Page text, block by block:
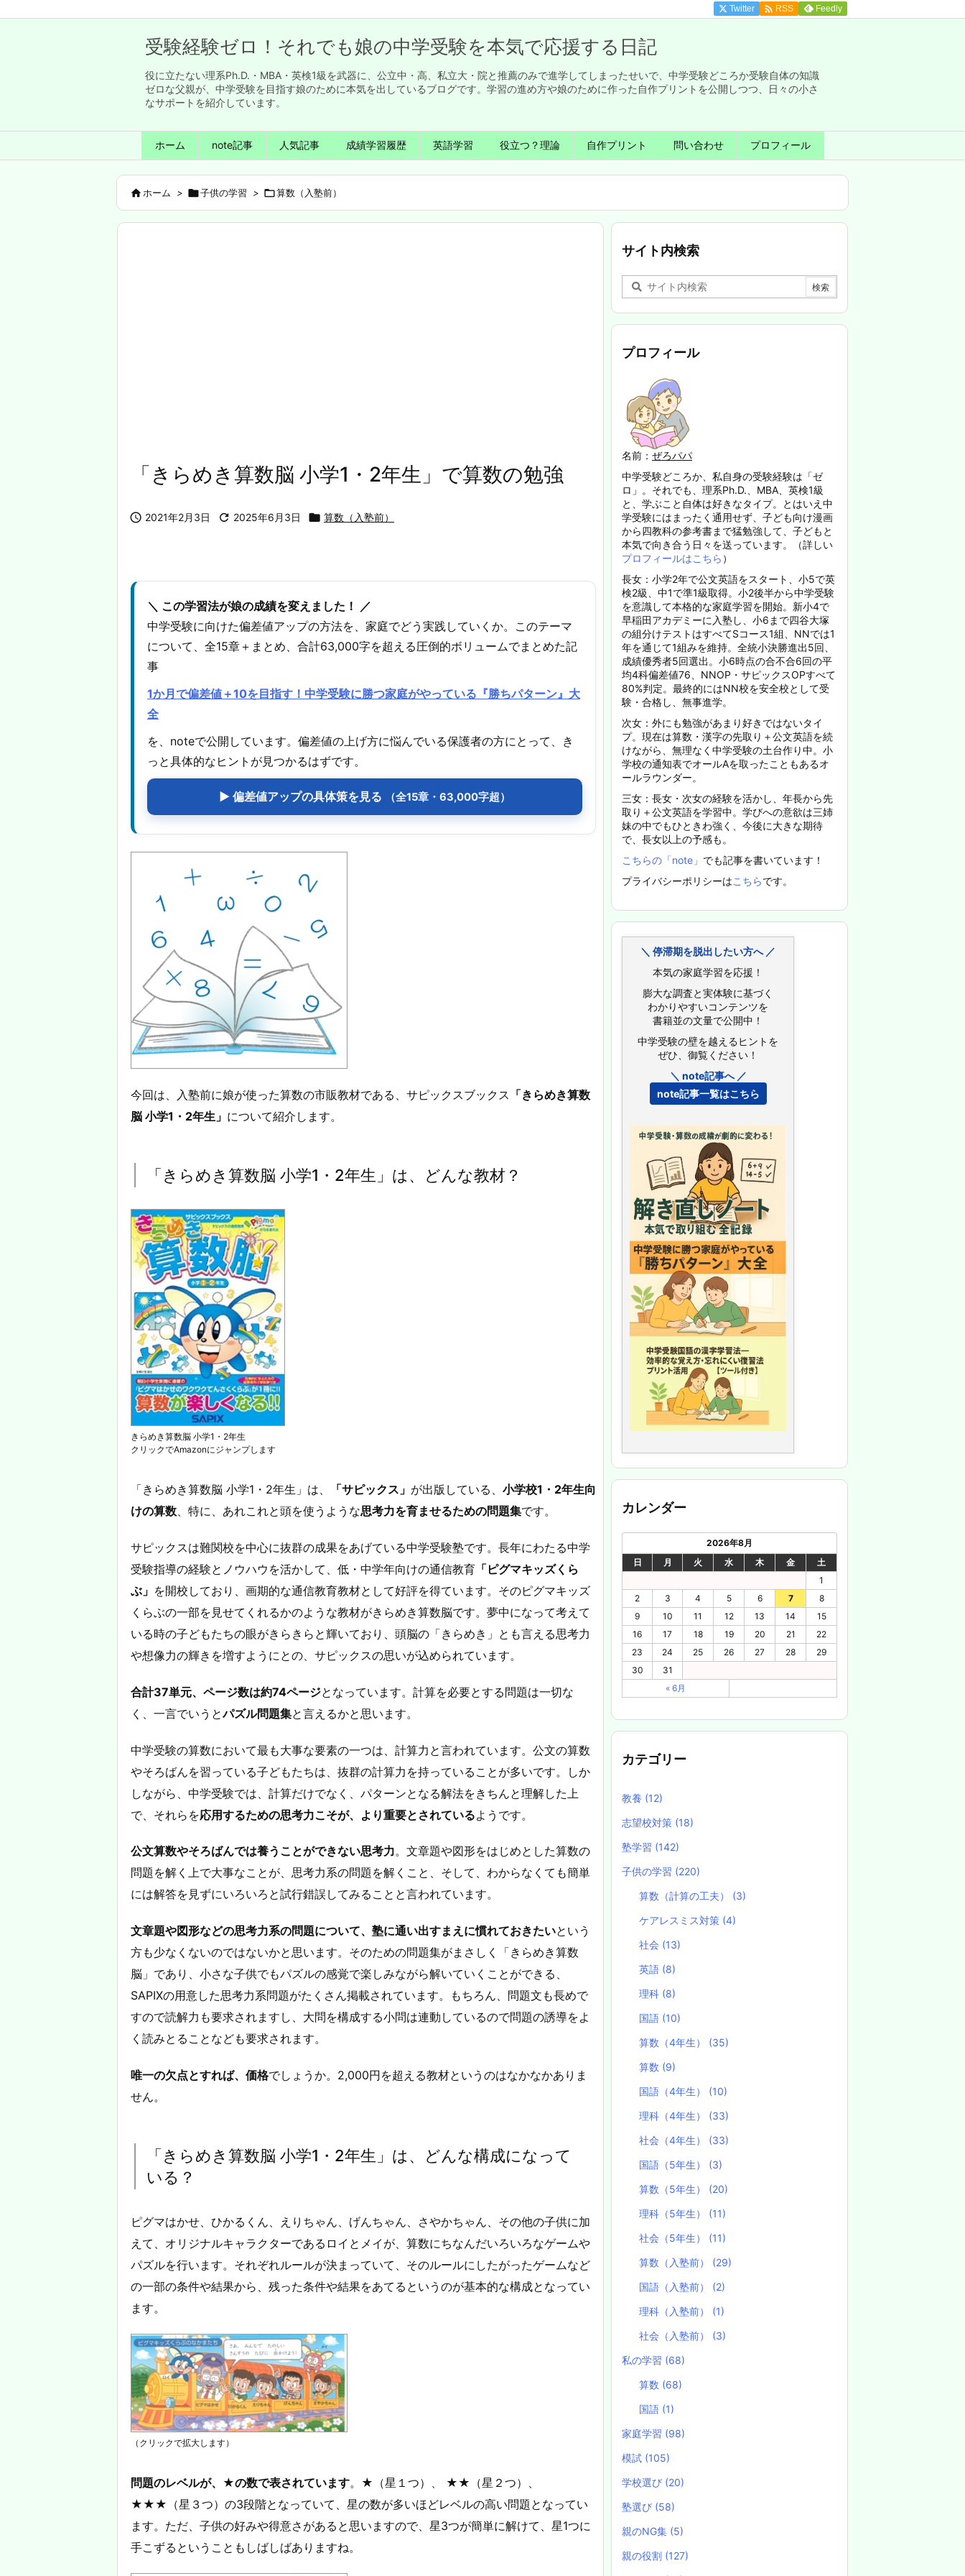
受験経験ゼロ！それでも娘の中学受験を本気で応援する日記
役に立たない理系Ph.D.・MBA・英検1級を武器に、公立中・高、私立大・院と推薦のみで進学してしまったせいで、中学受験どころか受験自体の知識
ゼロな父親が、中学受験を目指す娘のために本気を出しているブログです。学習の進め方や娘のために作った自作プリントを公開しつつ、日々の小さ
なサポートを紹介しています。
ホーム note記事 人気記事 成績学習履歴 英語学習 役立つ？理論 自作プリント 問い合わせ プロフィール
Twitter  RSS Feedly
ホーム > 子供の学習 > 算数（入塾前）
「きらめき算数脳 小学1・2年生」で算数の勉強
 2021年2月3日  2025年6月3日  算数（入塾前）
＼ この学習法が娘の成績を変えました！ ／
中学受験に向けた偏差値アップの方法を、家庭でどう実践していくか。このテーマ
について、全15章＋まとめ、合計63,000字を超える圧倒的ボリュームでまとめた記
事
1か月で偏差値＋10を目指す！中学受験に勝つ家庭がやっている『勝ちパターン』大
全
を、noteで公開しています。偏差値の上げ方に悩んでいる保護者の方にとって、き
っと具体的なヒントが見つかるはずです。
▶ 偏差値アップの具体策を見る （全15章・63,000字超）
今回は、入塾前に娘が使った算数の市販教材である、サピックスブックス 「きらめき算数
脳 小学1・2年生」 について紹介します。
「きらめき算数脳 小学1・2年生」は、どんな教材？
きらめき算数脳 小学1・2年生
クリックでAmazonにジャンプします
「きらめき算数脳 小学1・2年生」は、 「サピックス」 が出版している、 小学校1・2年生向
けの算数、特に、あれこれと頭を使うような思考力を育ませるための問題集です。
サピックスは難関校を中心に抜群の成果をあげている中学受験塾です。長年にわたる中学
受験指導の経験とノウハウを活かして、低・中学年向けの通信教育 「ピグマキッズくら
ぶ」 を開校しており、画期的な通信教育教材として好評を得ています。そのピグマキッズ
くらぶの一部を見せてくれるかのような教材がきらめき算数脳です。夢中になって考えて
いる時の子どもたちの眼がきらきらと輝いており、頭脳の「きらめき」とも言える思考力
や想像力の輝きを増すようにとの、サピックスの思いが込められています。
合計37単元、ページ数は約74ページとなっています。計算を必要とする問題は一切な
く、一言でいうとパズル問題集と言えるかと思います。
中学受験の算数において最も大事な要素の一つは、計算力と言われています。公文の算数
やそろばんを習っている子どもたちは、抜群の計算力を持っていることが多いです。しか
しながら、中学受験では、計算だけでなく、パターンとなる解法をきちんと理解した上
で、それらを応用するための思考力こそが、より重要とされているようです。
公文算数やそろばんでは養うことができない思考力。文章題や図形をはじめとした算数の
問題を解く上で大事なことが、思考力系の問題を解くこと、そして、わからなくても簡単
には解答を見ずにいろいろと試行錯誤してみることと言われています。
文章題や図形などの思考力系の問題について、塾に通い出すまえに慣れておきたいという
方も少なくないのではないかと思います。そのための問題集がまさしく「きらめき算数
脳」であり、小さな子供でもパズルの感覚で楽しみながら解いていくことができる、
SAPIXの用意した思考力系問題がたくさん掲載されています。もちろん、問題文も長めで
すので読解力も要求されますし、大問を構成する小問は連動しているので問題の誘導をよ
く読みとることなども要求されます。
唯一の欠点とすれば、価格でしょうか。2,000円を超える教材というのはなかなかありま
せん。
「きらめき算数脳 小学1・2年生」は、どんな構成になって
いる？
ピグマはかせ、ひかるくん、えりちゃん、げんちゃん、さやかちゃん、その他の子供に加
えて、オリジナルキャラクターであるロイとメイが、算数にちなんだいろいろなゲームや
パズルを行います。それぞれルールが決まっていて、そのルールにしたがったゲームなど
の一部の条件や結果から、残った条件や結果をあてるというのが基本的な構成となってい
ます。
（クリックで拡大します）
問題のレベルが、★の数で表されています。★（星１つ）、 ★★（星２つ）、
★★★（星３つ）の3段階となっていて、星の数が多いほどレベルの高い問題となってい
ます。ただ、子供の好みや得意さがあると思いますので、星3つが簡単に解けて、星1つに
手こずるということもしばしばありますね。
サイト内検索
プロフィール
名前： ぜろパパ
中学受験どころか、私自身の受験経験は「ゼ
ロ」。それでも、理系Ph.D.、MBA、英検1級
と、学ぶこと自体は好きなタイプ。とはいえ中
学受験にはまったく通用せず、子ども向け漫画
から四教科の参考書まで猛勉強して、子どもと
本気で向き合う日々を送っています。（詳しい
プロフィールはこちら ）
長女：小学2年で公文英語をスタート、小5で英
検2級、中1で準1級取得。小2後半から中学受験
を意識して本格的な家庭学習を開始。新小4で
早稲田アカデミーに入塾し、小6まで四谷大塚
の組分けテストはすべてSコース1組、NNでは1
年を通じて1組みを維持。全統小決勝進出5回、
成績優秀者5回選出。小6時点の合不合6回の平
均4科偏差値76、NNOP・サピックスOPすべて
80%判定。最終的にはNN校を安全校として受
験・合格し、無事進学。
次女：外にも勉強があまり好きではないタイ
プ。現在は算数・漢字の先取り＋公文英語を続
けながら、無理なく中学受験の土台作り中。小
学校の通知表でオールAを取ったこともあるオ
ールラウンダー。
三女：長女・次女の経験を活かし、年長から先
取り＋公文英語を学習中。学びへの意欲は三姉
妹の中でもひときわ強く、今後に大きな期待
で、長女以上の予感も。
こちらの「note」 でも記事を書いています！
プライバシーポリシーはこちらです。
＼ 停滞期を脱出したい方へ ／
本気の家庭学習を応援！
膨大な調査と実体験に基づく
わかりやすいコンテンツを
書籍並の文量で公開中！
中学受験の壁を越えるヒントを
ぜひ、御覧ください！
＼ note記事へ ／
note記事一覧はこちら
カレンダー
2026年8月
日
月 火 水 木 金
土
1
2
3 4 5 6 7
8
9
10 11 12 13 14
15
16
17 18 19 20 21
22
23
24 25 26 27 28
29
30
31
« 6月
カテゴリー
教養 (12)
志望校対策 (18)
塾学習 (142)
子供の学習 (220)
算数（計算の工夫） (3)
ケアレスミス対策 (4)
社会 (13)
英語 (8)
理科 (8)
国語 (10)
算数（4年生） (35)
算数 (9)
国語（4年生） (10)
理科（4年生） (33)
社会（4年生） (33)
国語（5年生） (3)
算数（5年生） (20)
理科（5年生） (11)
社会（5年生） (11)
算数（入塾前） (29)
国語（入塾前） (2)
理科（入塾前） (1)
社会（入塾前） (3)
私の学習 (68)
算数 (68)
国語 (1)
家庭学習 (98)
模試 (105)
学校選び (20)
塾選び (58)
親のNG集 (5)
親の役割 (127)